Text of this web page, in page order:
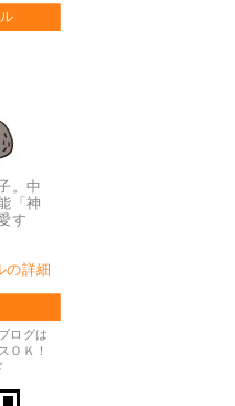
。中
「神
す
の詳細
ログは
ＯＫ！